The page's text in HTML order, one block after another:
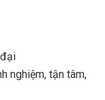
nghiệm, tận tâm,